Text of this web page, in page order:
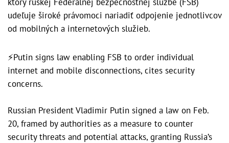
udeľuje široké právomoci nariadiť odpojenie jednotlivcov
od mobilných a internetových služieb.
⚡️Putin signs law enabling FSB to order individual
internet and mobile disconnections, cites security
concerns.
Russian President Vladimir Putin signed a law on Feb.
20, framed by authorities as a measure to counter
security threats and potential attacks, granting Russia’s